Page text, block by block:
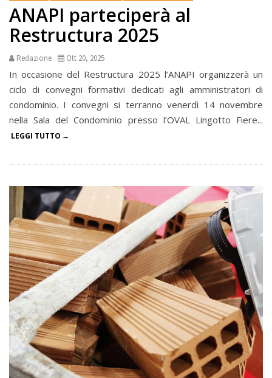
ANAPI parteciperà al
Restructura 2025
Redazione Ott 20, 2025
In occasione del Restructura 2025 l’ANAPI organizzerà un
ciclo di convegni formativi dedicati agli amministratori di
condominio. I convegni si terranno venerdì 14 novembre
nella Sala del Condominio presso l’OVAL Lingotto Fiere...
LEGGI TUTTO